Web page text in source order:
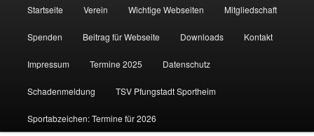
Startseite Verein Wichtige Webseiten Mitgliedschaft
Spenden Beitrag für Webseite Downloads Kontakt
Impressum Termine 2025 Datenschutz
Schadenmeldung TSV Pfungstadt Sportheim
Sportabzeichen: Termine für 2026